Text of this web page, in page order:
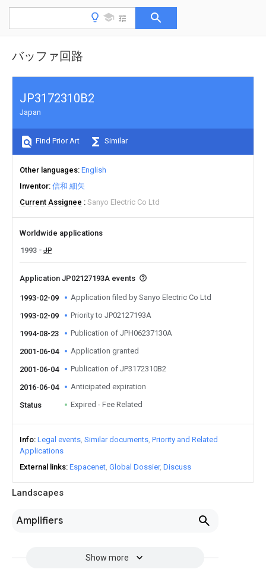
バッファ回路
Landscapes
Amplifiers
Show more
JP3172310B2
Japan
Find Prior Art Similar
Other languages English
Inventor 信和 細矢
Current Assignee
Sanyo Electric Co Ltd
Worldwide applications
1993
JP
Application JP02127193A events
1993-02-09 Application filed by Sanyo Electric Co Ltd
1993-02-09 Priority to JP02127193A
1994-08-23 Publication of JPH06237130A
2001-06-04 Application granted
2001-06-04 Publication of JP3172310B2
2016-06-04 Anticipated expiration
Status Expired - Fee Related
Info Legal events Similar documents Priority and Related
Applications
External links Espacenet Global Dossier Discuss